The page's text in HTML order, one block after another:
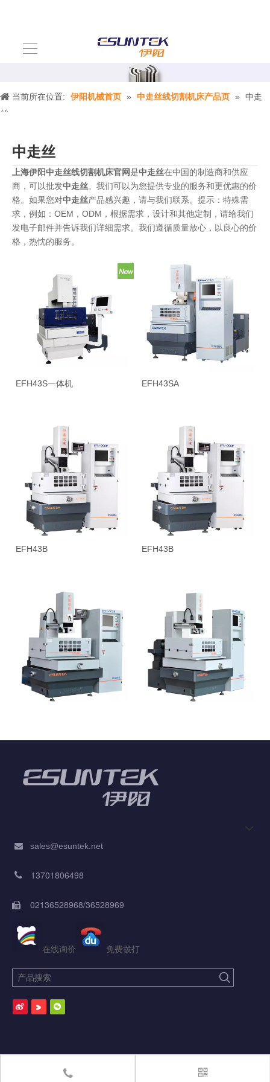
当前所在位置: 伊阳机械首页 » 中走丝线切割机床产品页 »
中走
丝
中走丝
上海伊阳中走丝线切割机床官网是中走丝在中国的制造商和供应
商，可以批发中走丝。我们可以为您提供专业的服务和更优惠的价
格。如果您对中走丝产品感兴趣，请与我们联系。提示：特殊需
求，例如：OEM，ODM，根据需求，设计和其他定制，请给我们
发电子邮件并告诉我们详细需求。我们遵循质量放心，以良心的价
格，热忱的服务。
EFH43S一体机 EFH43SA
EFH43B EFH43B
产品分类
 sales@esuntek.net
 13701806498
 02136528968/36528969
在线询价 免费拨打